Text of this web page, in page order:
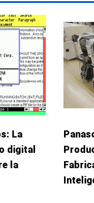
La
digital
la